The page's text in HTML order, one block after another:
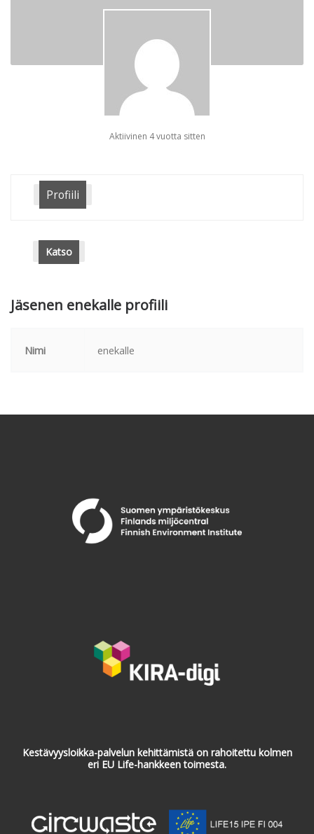
Aktiivinen 4 vuotta sitten
Profiili
Katso
Jäsenen enekalle profiili
Nimi enekalle
Kestävyysloikka-palvelun kehittämistä on rahoitettu kolmen
eri EU Life-hankkeen toimesta.